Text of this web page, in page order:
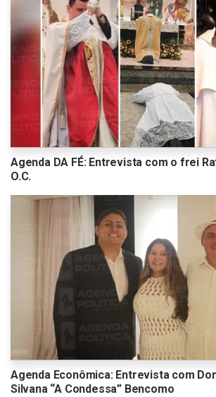
Agenda DA FÉ: Entrevista com o frei
O.C.
Agenda Econômica: Entrevista com
Silvana “A Condessa” Bencomo